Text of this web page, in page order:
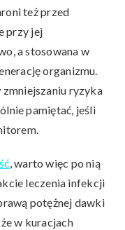
też przed
przy jej
a stosowana w
organizmu.
ryzyka
pamiętać, jeśli
, warto więc po nią
leczenia infekcji
potężnej dawki
w kuracjach